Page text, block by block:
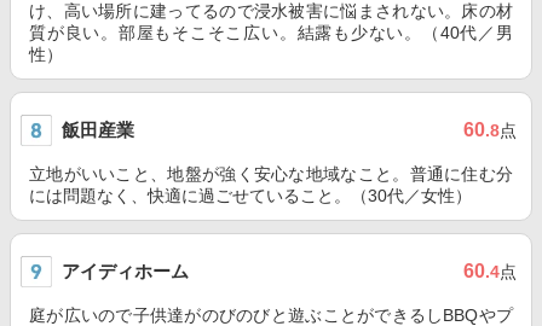
け、高い場所に建ってるので浸水被害に悩まされない。床の材
質が良い。部屋もそこそこ広い。結露も少ない。（40代／男
性）
飯田産業 60.8点
立地がいいこと、地盤が強く安心な地域なこと。普通に住む分
には問題なく、快適に過ごせていること。（30代／女性）
アイディホーム 60.4点
庭が広いので子供達がのびのびと遊ぶことができるしBBQやプ